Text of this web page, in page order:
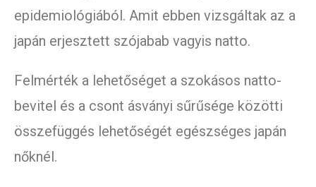
epidemiológiából. Amit ebben vizsgáltak az a
japán erjesztett szójabab vagyis natto.
Felmérték a lehetőséget a szokásos natto-
bevitel és a csont ásványi sűrűsége közötti
összefüggés lehetőségét egészséges japán
nőknél.